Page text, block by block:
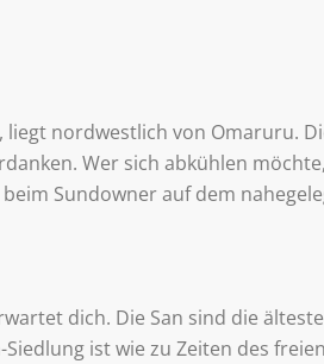
nordwestlich von Omaruru.
Wer sich abkühlen
Sundowner auf dem
dich. Die San sind die
ist wie zu Zeiten des